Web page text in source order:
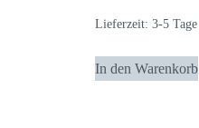
Lieferzeit:3-5 Tage
In den Warenkorb